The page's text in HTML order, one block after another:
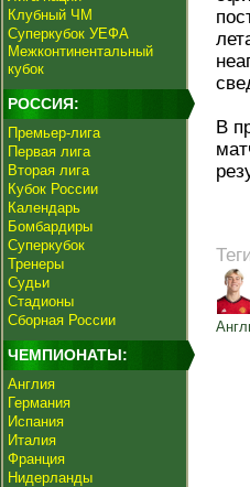
Клубный ЧМ
Суперкубок УЕФА
Межконтинентальный
кубок
РОССИЯ:
Премьер-лига
Первая лига
Вторая лига
Кубок России
Календарь
Бомбардиры
Суперкубок
Тренеры
Судьи
Стадионы
Сборная России
ЧЕМПИОНАТЫ:
Англия
Германия
Испания
Италия
Франция
Нидерланды
В